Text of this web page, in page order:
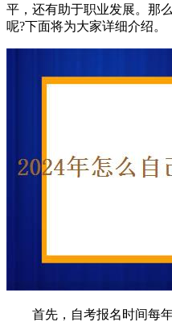
平，还有助于职业发展。那
呢?下面将为大家详细介
首先，自考报名时间每年